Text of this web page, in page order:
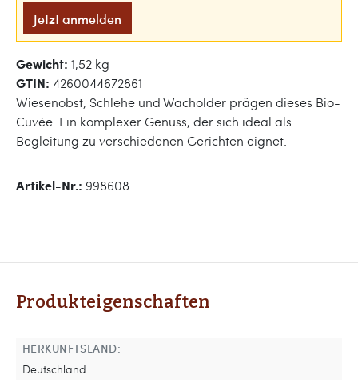
Jetzt anmelden
Gewicht: 1,52 kg
GTIN: 4260044672861
Wiesenobst, Schlehe und Wacholder prägen dieses Bio-
Cuvée. Ein komplexer Genuss, der sich ideal als
Begleitung zu verschiedenen Gerichten eignet.
Artikel-Nr.: 998608
Produkteigenschaften
HERKUNFTSLAND:
Deutschland